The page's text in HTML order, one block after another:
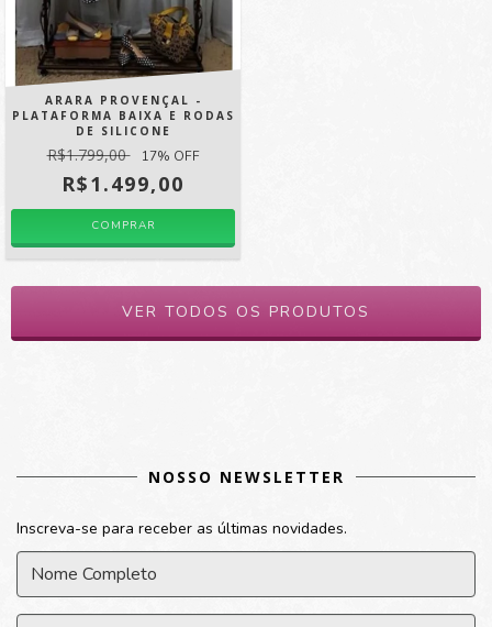
ARARA PROVENÇAL -
PLATAFORMA BAIXA E RODAS
DE SILICONE
R$1.799,00 17% OFF
R$1.499,00
COMPRAR
VER TODOS OS PRODUTOS
NOSSO NEWSLETTER
Inscreva-se para receber as últimas novidades.